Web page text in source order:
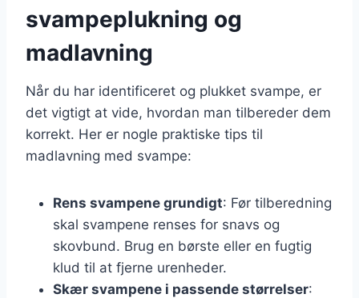
svampeplukning og
madlavning
Når du har identificeret og plukket svampe, er
det vigtigt at vide, hvordan man tilbereder dem
korrekt. Her er nogle praktiske tips til
madlavning med svampe:
Rens svampene grundigt: Før tilberedning
skal svampene renses for snavs og
skovbund. Brug en børste eller en fugtig
klud til at fjerne urenheder.
Skær svampene i passende størrelser: